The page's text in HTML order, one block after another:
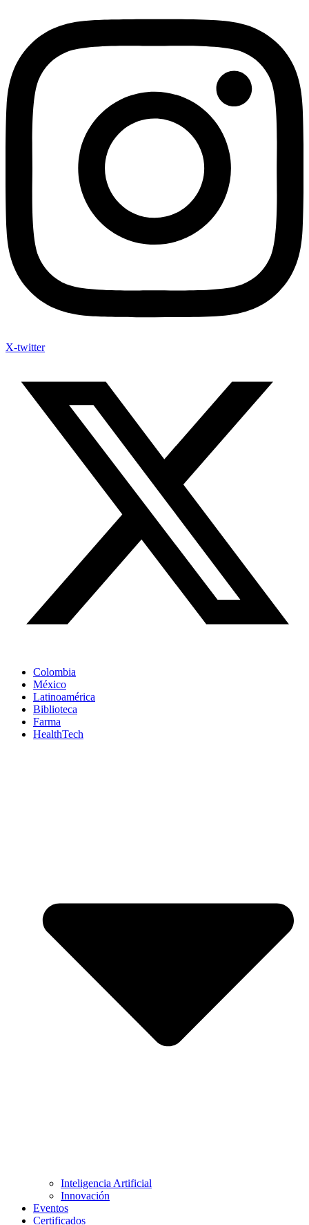
X-twitter
Colombia
México
Latinoamérica
Biblioteca
Farma
HealthTech
Inteligencia Artificial
Innovación
Eventos
Certificados